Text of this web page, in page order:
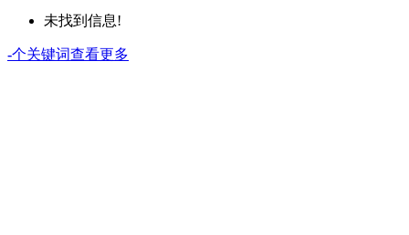
未找到信息!
-个关键词查看更多